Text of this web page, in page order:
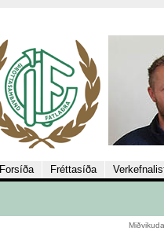
Forsíða Fréttasíða